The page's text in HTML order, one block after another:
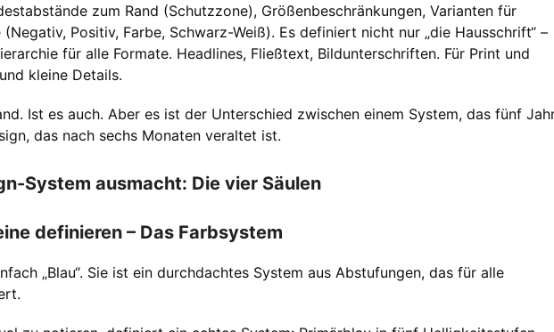
zum Rand (Schutzzone), Größenbeschränkungen, Varianten für
Positiv, Farbe, Schwarz-Weiß). Es definiert nicht nur „die Hausschrift“ –
für alle Formate. Headlines, Fließtext, Bildunterschriften. Für Print und
kleine Details.
Ist es auch. Aber es ist der Unterschied zwischen einem System, das fünf
das nach sechs Monaten veraltet ist.
System ausmacht: Die vier Säulen
definieren – Das Farbsystem
„Blau“. Sie ist ein durchdachtes System aus Abstufungen, das für alle